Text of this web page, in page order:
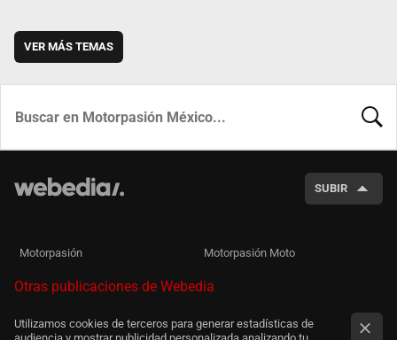
VER MÁS TEMAS
SUBIR
Motorpasión Motorpasión Moto
Otras publicaciones de Webedia
Utilizamos cookies de terceros para generar estadísticas de